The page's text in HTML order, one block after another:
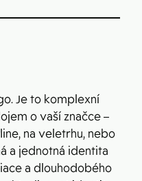
Je to komplexní
o vaší značce –
na veletrhu, nebo
a jednotná identita
a dlouhodobého